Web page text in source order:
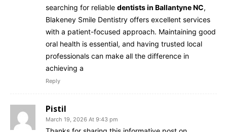
searching for reliable dentists in Ballantyne NC,
Blakeney Smile Dentistry offers excellent services
with a patient-focused approach. Maintaining good
oral health is essential, and having trusted local
professionals can make all the difference in
achieving a
Reply
Pistil
March 19, 2026 At 9:43 pm